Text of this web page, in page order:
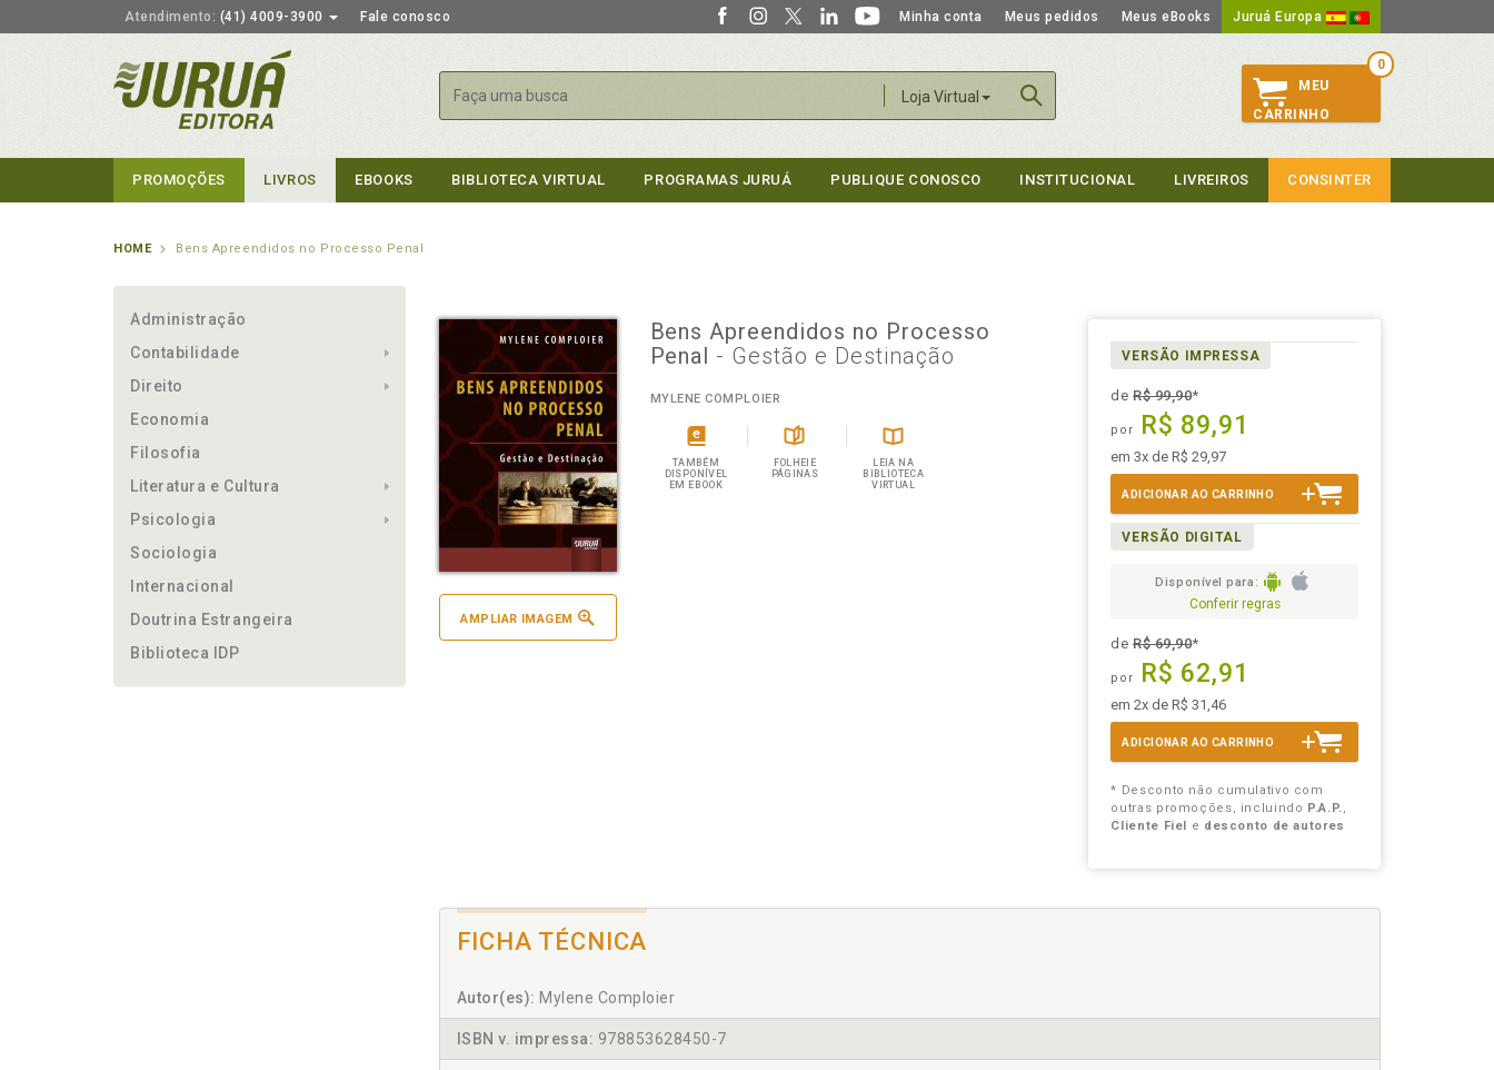
Atendimento: (41) 4009-3900 Fale conosco Minha conta Meus pedidos Meus eBooks Juruá Europa
Loja Virtual
Buscar
0
MEU
CARRINHO
PROMOÇÕES LIVROS EBOOKS BIBLIOTECA VIRTUAL PROGRAMAS JURUÁ PUBLIQUE CONOSCO INSTITUCIONAL LIVREIROS CONSINTER
HOME Bens Apreendidos no Processo Penal
Administração
Contabilidade
Direito
Economia
Filosofia
Literatura e Cultura
Psicologia
Sociologia
Internacional
Doutrina Estrangeira
Biblioteca IDP
AMPLIAR IMAGEM
Bens Apreendidos no Processo
Penal - Gestão e Destinação
MYLENE COMPLOIER
TAMBÉM
DISPONÍVEL
EM EBOOK
FOLHEIE
PÁGINAS
LEIA NA
BIBLIOTECA
VIRTUAL
VERSÃO IMPRESSA
deR$ 99,90*
por R$ 89,91
em 3x de R$ 29,97
ADICIONAR AO CARRINHO
VERSÃO DIGITAL
Disponível para:
Conferir regras
deR$ 69,90*
por R$ 62,91
em 2x de R$ 31,46
ADICIONAR AO CARRINHO
* Desconto não cumulativo com
outras promoções, incluindo P.A.P.,
Cliente Fiel
e desconto de autores
FICHA TÉCNICA
Autor(es): Mylene Comploier
ISBN v. impressa: 978853628450-7